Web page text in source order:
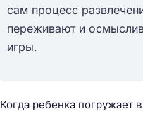
сам процесс
переживают и
игры.
Когда ребенка погружает